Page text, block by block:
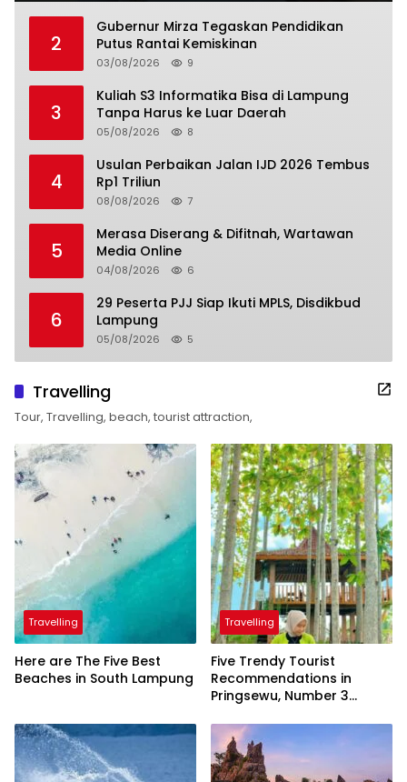
2
Gubernur Mirza Tegaskan Pendidikan
Putus Rantai Kemiskinan
03/08/2026 9
3
Kuliah S3 Informatika Bisa di Lampung
Tanpa Harus ke Luar Daerah
05/08/2026 8
4
Usulan Perbaikan Jalan IJD 2026 Tembus
Rp1 Triliun
08/08/2026 7
5
Merasa Diserang & Difitnah, Wartawan
Media Online
04/08/2026 6
6
29 Peserta PJJ Siap Ikuti MPLS, Disdikbud
Lampung
05/08/2026 5
Travelling
Tour, Travelling, beach, tourist attraction,
Travelling
Here are The Five Best
Beaches in South Lampung
Travelling
Five Trendy Tourist
Recommendations in
Pringsewu, Number 3
President